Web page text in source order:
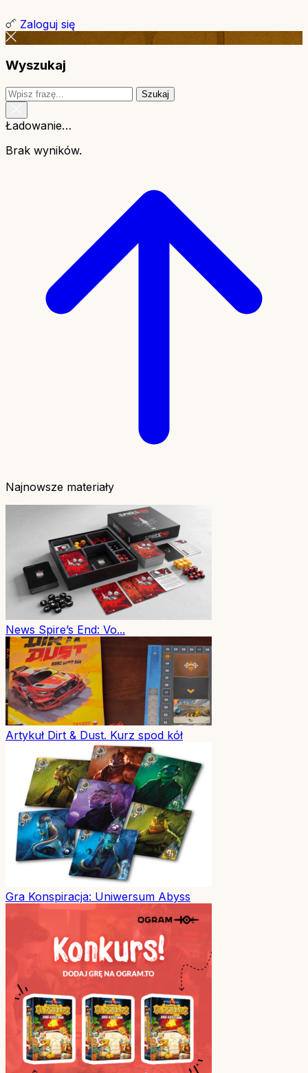
Zaloguj się
Wyszukaj
Szukaj
Ładowanie…
Brak wyników.
Najnowsze materiały
News Spire’s End: Vo...
Artykuł Dirt & Dust. Kurz spod kół
Gra Konspiracja: Uniwersum Abyss